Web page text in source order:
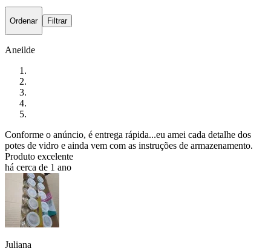
Ordenar Filtrar
Aneilde
Conforme o anúncio, é entrega rápida...eu amei cada detalhe dos
potes de vidro e ainda vem com as instruções de armazenamento.
Produto excelente
há cerca de 1 ano
Juliana